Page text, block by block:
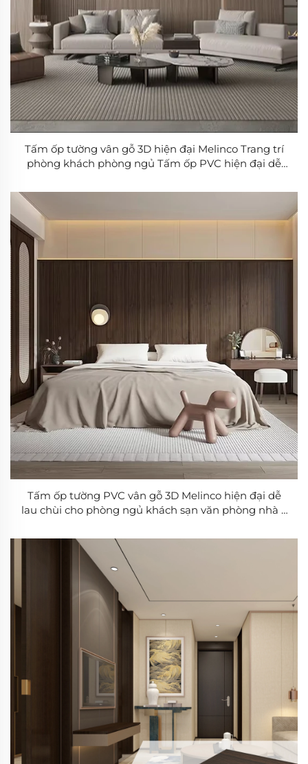
Tấm ốp tường vân gỗ 3D hiện đại Melinco Trang trí
phòng khách phòng ngủ Tấm ốp PVC hiện đại dễ
Tấm ốp tường PVC vân gỗ 3D Melinco hiện đại dễ
lau chùi cho phòng ngủ khách sạn văn phòng nhà ở